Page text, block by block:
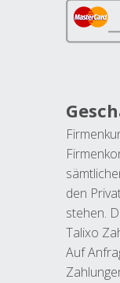
den
stehen.
Talixo
Auf